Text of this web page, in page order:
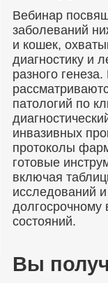
Вебинар
заболеваний
и кошек,
диагностику и
разного
патологий по
инвазивных
протоколы
готовые
включая
исследований
долгосрочному
состояний.
Вы